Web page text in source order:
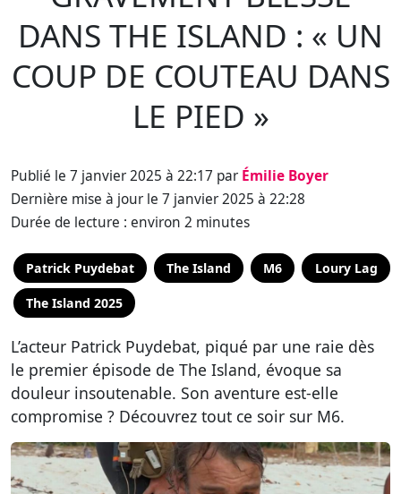
DANS THE ISLAND : « UN
COUP DE COUTEAU DANS
LE PIED »
Publié le 7 janvier 2025 à 22:17 par Émilie Boyer
Dernière mise à jour le 7 janvier 2025 à 22:28
Durée de lecture : environ 2 minutes
Patrick Puydebat The Island M6 Loury Lag
The Island 2025
L’acteur Patrick Puydebat, piqué par une raie dès
le premier épisode de The Island, évoque sa
douleur insoutenable. Son aventure est-elle
compromise ? Découvrez tout ce soir sur M6.